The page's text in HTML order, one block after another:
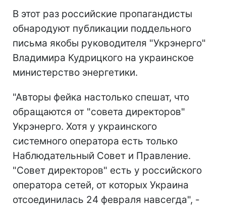
В этот раз российские пропагандисты
обнародуют публикации поддельного
письма якобы руководителя "Укрэнерго"
Владимира Кудрицкого на украинское
министерство энергетики.
"Авторы фейка настолько спешат, что
обращаются от "совета директоров"
Укрэнерго. Хотя у украинского
системного оператора есть только
Наблюдательный Совет и Правление.
"Совет директоров" есть у российского
оператора сетей, от которых Украина
отсоединилась 24 февраля навсегда", -